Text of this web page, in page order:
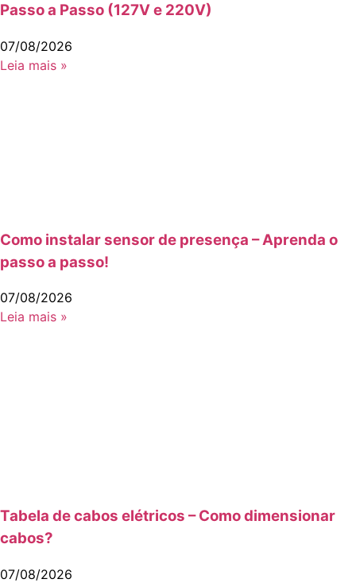
Passo a Passo (127V e 220V)
07/08/2026
Leia mais »
Como instalar sensor de presença – Aprenda o
passo a passo!
07/08/2026
Leia mais »
Tabela de cabos elétricos – Como dimensionar
cabos?
07/08/2026